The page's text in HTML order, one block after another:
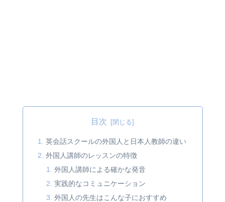
目次
英会話スクールの外国人と日本人教師の違い
外国人講師のレッスンの特徴
外国人講師による確かな発音
実践的なコミュニケーション
外国人の先生はこんな子におすすめ